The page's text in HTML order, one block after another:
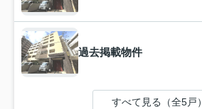
過去掲載物件
すべて見る（全5戸）